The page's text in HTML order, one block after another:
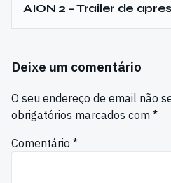
AION 2 – Trailer de
Deixe um comentário
O seu endereço de email não
obrigatórios marcados com *
Comentário *